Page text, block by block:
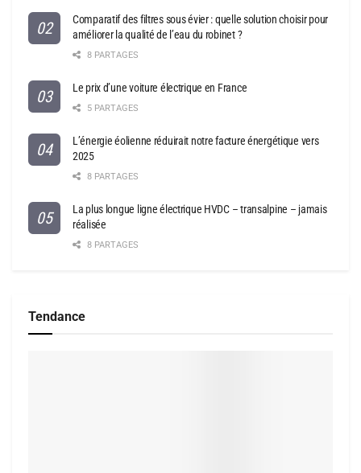
Comparatif des filtres sous évier : quelle solution choisir pour
améliorer la qualité de l’eau du robinet ?
8 PARTAGES
Le prix d’une voiture électrique en France
5 PARTAGES
L’énergie éolienne réduirait notre facture énergétique vers
2025
8 PARTAGES
La plus longue ligne électrique HVDC – transalpine – jamais
réalisée
8 PARTAGES
Tendance